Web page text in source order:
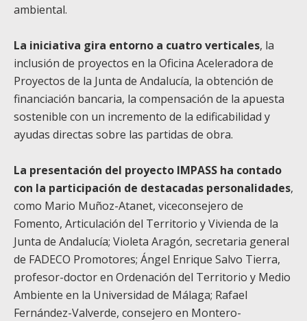
ambiental.
La iniciativa gira entorno a cuatro verticales, la
inclusión de proyectos en la Oficina Aceleradora de
Proyectos de la Junta de Andalucía, la obtención de
financiación bancaria, la compensación de la apuesta
sostenible con un incremento de la edificabilidad y
ayudas directas sobre las partidas de obra.
La presentación del proyecto IMPASS ha contado
con la participación de destacadas personalidades,
como Mario Muñoz-Atanet, viceconsejero de
Fomento, Articulación del Territorio y Vivienda de la
Junta de Andalucía; Violeta Aragón, secretaria general
de FADECO Promotores; Ángel Enrique Salvo Tierra,
profesor-doctor en Ordenación del Territorio y Medio
Ambiente en la Universidad de Málaga; Rafael
Fernández-Valverde, consejero en Montero-